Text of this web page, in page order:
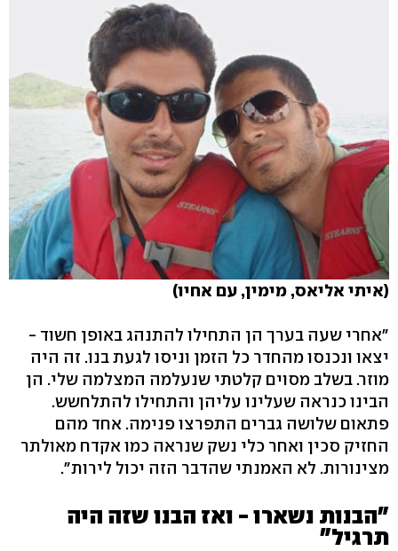
(איתי אליאס, מימין, עם אחיו)
"אחרי שעה בערך הן התחילו להתנהג באופן חשוד -
יצאו ונכנסו מהחדר כל הזמן וניסו לגעת בנו. זה היה
מוזר. בשלב מסוים קלטתי שנעלמה המצלמה שלי. הן
הבינו כנראה שעלינו עליהן והתחילו להתלחשש.
פתאום שלושה גברים התפרצו פנימה. אחד מהם
החזיק סכין ואחר כלי נשק שנראה כמו אקדח מאולתר
מצינורות. לא האמנתי שהדבר הזה יכול לירות".
"הבנות נשארו - ואז הבנו שזה היה
תרגיל"